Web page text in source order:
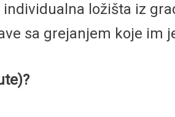
individualna ložišta iz
sa grejanjem koje im